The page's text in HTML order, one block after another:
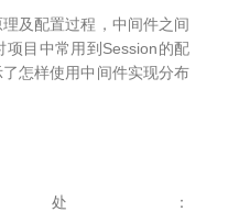
及配置过程，中间件之间
项目中常用到Session的配
怎样使用中间件实现分布
：